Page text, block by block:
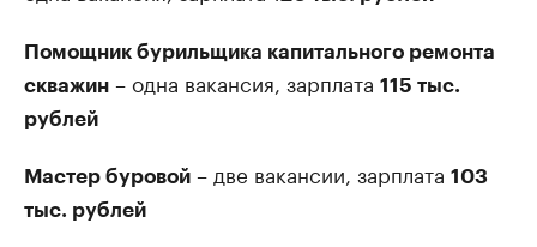
Помощник бурильщика капитального ремонта
скважин – одна вакансия, зарплата 115 тыс.
рублей
Мастер буровой – две вакансии, зарплата 103
тыс. рублей